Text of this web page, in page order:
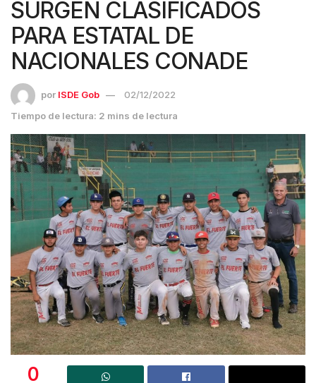
SURGEN CLASIFICADOS
PARA ESTATAL DE
NACIONALES CONADE
por ISDE Gob
02/12/2022
Tiempo de lectura: 2 mins de lectura
0